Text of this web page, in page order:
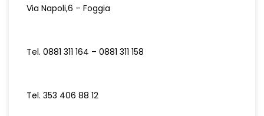
Via Napoli,6 – Foggia
Tel. 0881 311 164 – 0881 311 158
Tel. 353 406 88 12